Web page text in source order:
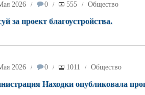
2026 / 0 / 555 / Общество
за проект благоустройства.
2026 / 0 / 1011 / Общество
Находки опубликовала